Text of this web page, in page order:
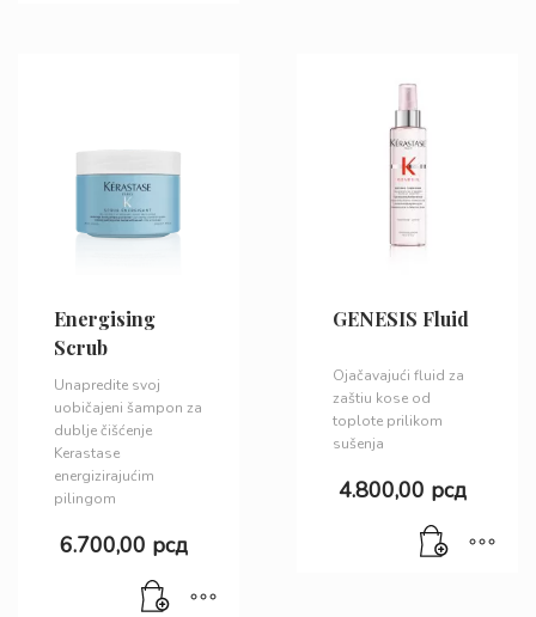
Energising
Scrub
Unapredite svoj
uobičajeni šampon za
dublje čišćenje
Kerastase
energizirajućim
pilingom
6.700,00 рсд
GENESIS Fluid
Ojačavajući fluid za
zaštiu kose od
toplote prilikom
sušenja
4.800,00 рсд